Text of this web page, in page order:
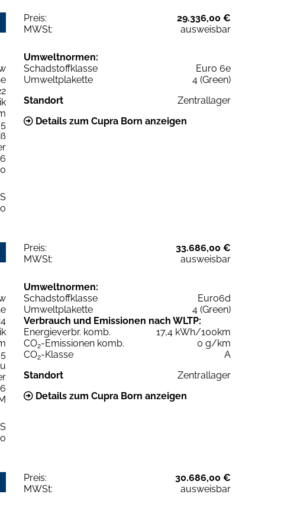
Preis:
29.336,00 €
MWSt:
ausweisbar
5
Umweltnormen:
Schadstoffklasse
Euro 6e
Umweltplakette
4 (Green)
Standort
Zentrallager
Details zum Cupra Born anzeigen
Preis:
33.686,00 €
MWSt:
ausweisbar
5
Umweltnormen:
Schadstoffklasse
Euro6d
Umweltplakette
4 (Green)
Verbrauch und Emissionen nach WLTP:
Energieverbr. komb.
17,4 kWh/100km
CO2-Emissionen komb.
0 g/km
CO2-Klasse
A
Standort
Zentrallager
Details zum Cupra Born anzeigen
Preis:
30.686,00 €
MWSt:
ausweisbar